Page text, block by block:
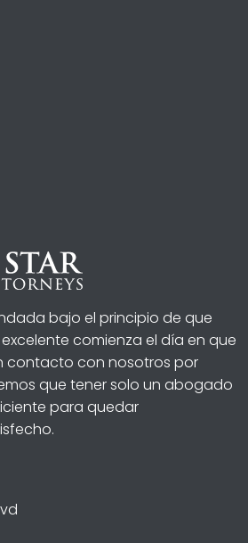
bajo el principio de que
comienza el día en que
contacto con nosotros por
que tener solo un abogado
para quedar